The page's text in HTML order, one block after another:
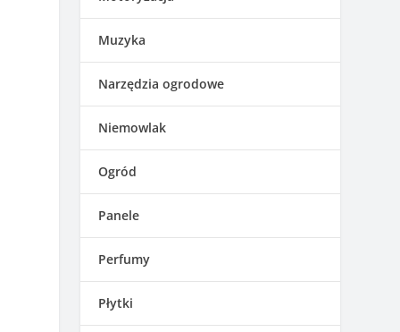
Muzyka
Narzędzia ogrodowe
Niemowlak
Ogród
Panele
Perfumy
Płytki